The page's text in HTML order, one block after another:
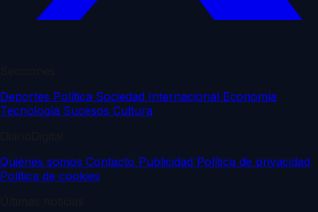
Deportes Política Sociedad Internacional Economía
Tecnología Sucesos Cultura
Quiénes somos Contacto Publicidad Política de privacidad
Política de cookies